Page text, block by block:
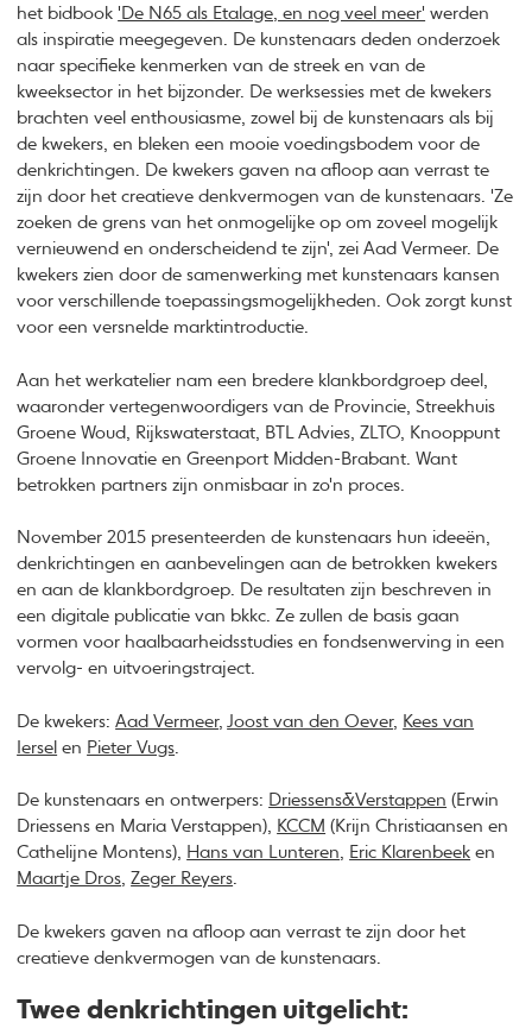
het bidbook 'De N65 als Etalage, en nog veel meer' werden
als inspiratie meegegeven. De kunstenaars deden onderzoek
naar specifieke kenmerken van de streek en van de
kweeksector in het bijzonder. De werksessies met de kwekers
brachten veel enthousiasme, zowel bij de kunstenaars als bij
de kwekers, en bleken een mooie voedingsbodem voor de
denkrichtingen. De kwekers gaven na afloop aan verrast te
zijn door het creatieve denkvermogen van de kunstenaars. 'Ze
zoeken de grens van het onmogelijke op om zoveel mogelijk
vernieuwend en onderscheidend te zijn', zei Aad Vermeer. De
kwekers zien door de samenwerking met kunstenaars kansen
voor verschillende toepassingsmogelijkheden. Ook zorgt kunst
voor een versnelde marktintroductie.
Aan het werkatelier nam een bredere klankbordgroep deel,
waaronder vertegenwoordigers van de Provincie, Streekhuis
Groene Woud, Rijkswaterstaat, BTL Advies, ZLTO, Knooppunt
Groene Innovatie en Greenport Midden-Brabant. Want
betrokken partners zijn onmisbaar in zo'n proces.
November 2015 presenteerden de kunstenaars hun ideeën,
denkrichtingen en aanbevelingen aan de betrokken kwekers
en aan de klankbordgroep. De resultaten zijn beschreven in
een digitale publicatie van bkkc. Ze zullen de basis gaan
vormen voor haalbaarheidsstudies en fondsenwerving in een
vervolg- en uitvoeringstraject.
De kwekers:Aad Vermeer,Joost van den Oever, Kees van
Iersel en Pieter Vugs
De kunstenaars en ontwerpers: Driessens&Verstappen (Erwin
Driessens en Maria Verstappen), KCCM (Krijn Christiaansen en
Cathelijne Montens), Hans van Lunteren, Eric Klarenbeek en
Maartje Dros,Zeger Reyers.
De kwekers gaven na afloop aan verrast te zijn door het
creatieve denkvermogen van de kunstenaars.
Twee denkrichtingen uitgelicht: